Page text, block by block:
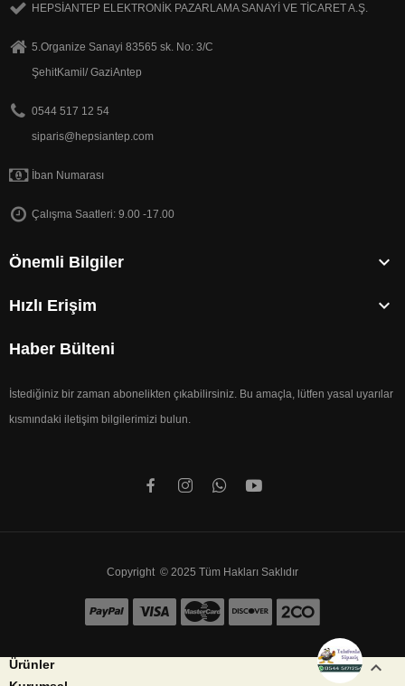
HEPSİANTEP ELEKTRONİK PAZARLAMA SANAYİ VE TİCARET A.Ş.
5.Organize Sanayi 83565 sk. No: 3/C
ŞehitKamil/ GaziAntep
0544 517 12 54
siparis@hepsiantep.com
İban Numarası
Çalışma Saatleri: 9.00 -17.00
Önemli Bilgiler 
Hızlı Erişim 
Haber Bülteni
İstediğiniz bir zaman abonelikten çıkabilirsiniz. Bu amaçla, lütfen yasal uyarılar
kısmındaki iletişim bilgilerimizi bulun.
Copyright © 2025 Tüm Hakları Saklıdır
Ürünler  